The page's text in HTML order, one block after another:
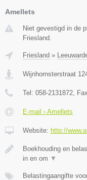
Amellets
Niet gevestigd in de
Friesland.
Friesland »
Wijnhornsterstraat
Tel: 058-2131872 ,
E-mail › Amellets
Website: http://
Boekhouding en
in en om ▼
Belastingaangifte